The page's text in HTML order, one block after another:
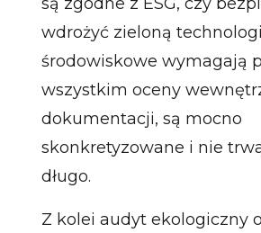
są zgodne z ESG, czy
wdrożyć zieloną
środowiskowe wymagają
wszystkim oceny
dokumentacji, są mocno
skonkretyzowane i nie
długo.
Z kolei audyt ekologiczny